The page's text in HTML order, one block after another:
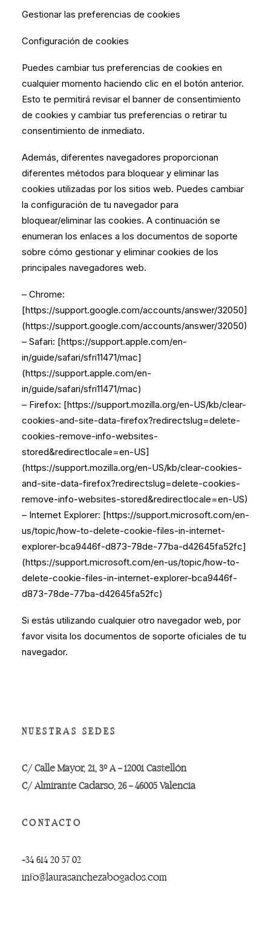
Gestionar las preferencias de cookies
Configuración de cookies
Puedes cambiar tus preferencias de cookies en
cualquier momento haciendo clic en el botón anterior.
Esto te permitirá revisar el banner de consentimiento
de cookies y cambiar tus preferencias o retirar tu
consentimiento de inmediato.
Además, diferentes navegadores proporcionan
diferentes métodos para bloquear y eliminar las
cookies utilizadas por los sitios web. Puedes cambiar
la configuración de tu navegador para
bloquear/eliminar las cookies. A continuación se
enumeran los enlaces a los documentos de soporte
sobre cómo gestionar y eliminar cookies de los
principales navegadores web.
– Chrome:
[https://support.google.com/accounts/answer/32050]
(https://support.google.com/accounts/answer/32050)
– Safari: [https://support.apple.com/en-
in/guide/safari/sfri11471/mac]
(https://support.apple.com/en-
in/guide/safari/sfri11471/mac)
– Firefox: [https://support.mozilla.org/en-US/kb/clear-
cookies-and-site-data-firefox?redirectslug=delete-
cookies-remove-info-websites-
stored&redirectlocale=en-US]
(https://support.mozilla.org/en-US/kb/clear-cookies-
and-site-data-firefox?redirectslug=delete-cookies-
remove-info-websites-stored&redirectlocale=en-US)
– Internet Explorer: [https://support.microsoft.com/en-
us/topic/how-to-delete-cookie-files-in-internet-
explorer-bca9446f-d873-78de-77ba-d42645fa52fc]
(https://support.microsoft.com/en-us/topic/how-to-
delete-cookie-files-in-internet-explorer-bca9446f-
d873-78de-77ba-d42645fa52fc)
Si estás utilizando cualquier otro navegador web, por
favor visita los documentos de soporte oficiales de tu
navegador.
NUESTRAS SEDES
C/ Calle Mayor, 21, 3º A – 12001 Castellón
C/ Almirante Cadarso, 26 – 46005 Valencia
CONTACTO
+34 614 20 57 02
info@laurasanchezabogados.com